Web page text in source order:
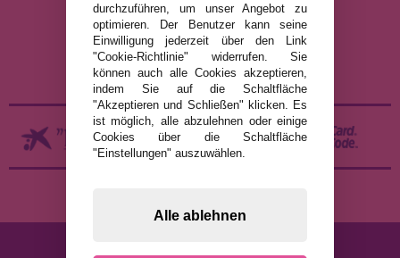
COOKIE-RICHTLINIE
VERSAND UND RÜCKGABE
RÜCKGABE / WIDERRUF
durchzuführen, um unser Angebot zu
optimieren. Der Benutzer kann seine
Einwilligung jederzeit über den Link
"Cookie-Richtlinie" widerrufen. Sie
können auch alle Cookies akzeptieren,
indem Sie auf die Schaltfläche
"Akzeptieren und Schließen" klicken. Es
ist möglich, alle abzulehnen oder einige
Cookies über die Schaltfläche
"Einstellungen" auszuwählen.
Alle ablehnen